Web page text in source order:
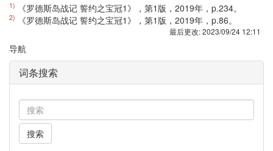
1) 《罗德斯岛战记 誓约之宝冠1》，第1版，2019年，p.234。
2) 《罗德斯岛战记 誓约之宝冠1》，第1版，2019年，p.86。
最后更改:2023/09/24 12:11
导航
词条搜索
搜索